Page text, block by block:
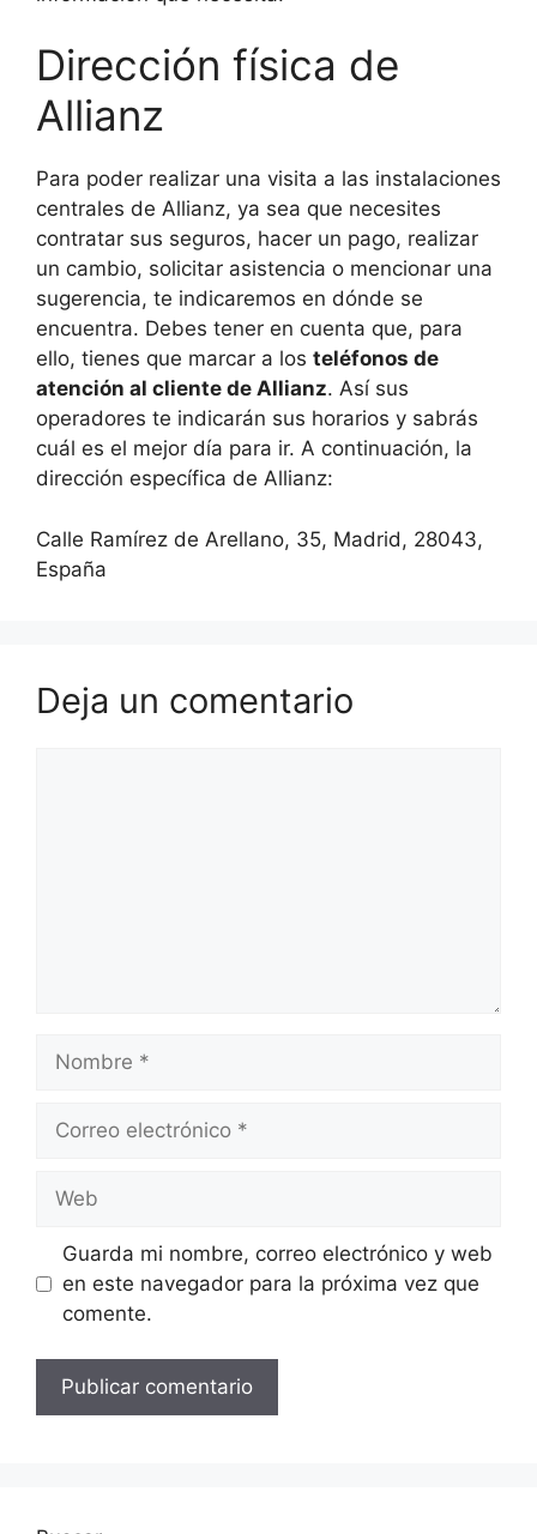
Dirección física de
Allianz
Para poder realizar una visita a las instalaciones
centrales de Allianz, ya sea que necesites
contratar sus seguros, hacer un pago, realizar
un cambio, solicitar asistencia o mencionar una
sugerencia, te indicaremos en dónde se
encuentra. Debes tener en cuenta que, para
ello, tienes que marcar a los teléfonos de
atención al cliente de Allianz. Así sus
operadores te indicarán sus horarios y sabrás
cuál es el mejor día para ir. A continuación, la
dirección específica de Allianz:
Calle Ramírez de Arellano, 35, Madrid, 28043,
España
Deja un comentario
electrónico
Guarda mi nombre, correo electrónico y web
en este navegador para la próxima vez que
comente.